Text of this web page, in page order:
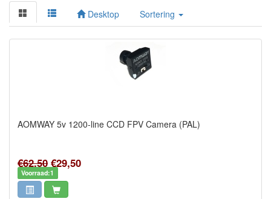
Desktop Sortering
AOMWAY 5v 1200-line CCD FPV Camera (PAL)
€62,50 €29,50
Voorraad:1